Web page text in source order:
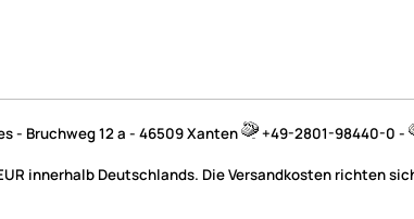
- Bruchweg 12 a - 46509 Xanten +49-2801-98440-0 -
innerhalb Deutschlands. Die Versandkosten richten